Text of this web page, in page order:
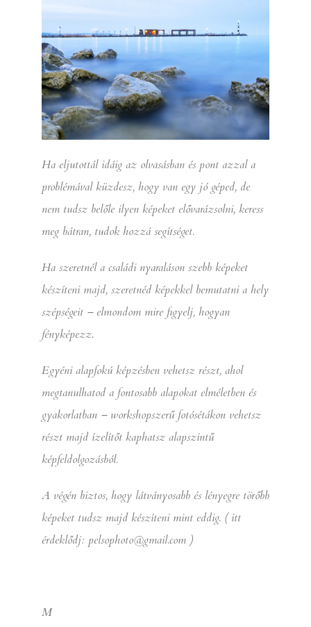
Ha eljutottál idáig az olvasásban és pont azzal a
problémával küzdesz, hogy van egy jó géped, de
nem tudsz belőle ilyen képeket elővarázsolni, keress
meg bátran, tudok hozzá segítséget.
Ha szeretnél a családi nyaraláson szebb képeket
készíteni majd, szeretnéd képekkel bemutatni a hely
szépségeit – elmondom mire figyelj, hogyan
fényképezz.
Egyéni alapfokú képzésben vehetsz részt, ahol
megtanulhatod a fontosabb alapokat elméletben és
gyakorlatban – workshopszerű fotósétákon vehetsz
részt majd ízelítőt kaphatsz alapszintű
képfeldolgozásból.
A végén biztos, hogy látványosabb és lényegre törőbb
képeket tudsz majd készíteni mint eddig. ( itt
érdeklődj: pelsophoto@gmail.com )
M